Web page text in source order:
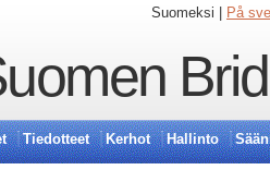
Suomeksi | På
Tiedotteet Kerhot Hallinto